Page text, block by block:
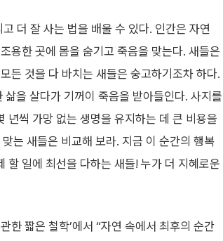
더 잘 사는 법을 배울 수 있다. 인간은 자연
용한 곳에 몸을 숨기고 죽음을 맞는다. 새들은
든 것을 다 바치는 새들은 숭고하기조차 하다.
을 살다가 기꺼이 죽음을 받아들인다. 사지를
년씩 가망 없는 생명을 유지하는 데 큰 비용을
는 새들은 비교해 보라. 지금 이 순간의 행복
할 일에 최선을 다하는 새들! 누가 더 지혜로운
한 짧은 철학’에서 “자연 속에서 최후의 순간